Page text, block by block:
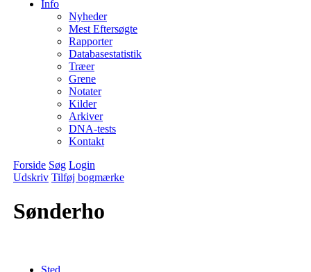
Info
Nyheder
Mest Eftersøgte
Rapporter
Databasestatistik
Træer
Grene
Notater
Kilder
Arkiver
DNA-tests
Kontakt
Forside Søg Login
Udskriv Tilføj bogmærke
Sønderho